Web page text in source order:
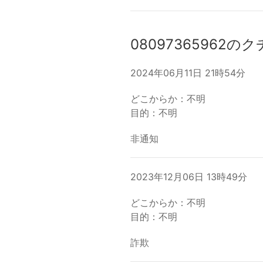
08097365962のク
2024年06月11日 21時54分
どこからか：不明
目的：不明
非通知
2023年12月06日 13時49分
どこからか：不明
目的：不明
詐欺